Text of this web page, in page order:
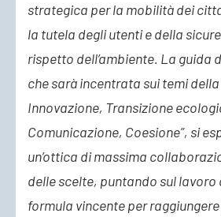
strategica per la mobilità dei
la tutela degli utenti e della
rispetto dell’ambiente. La guida
che sarà incentrata sui temi della
Innovazione, Transizione
Comunicazione, Coesione”, si
un’ottica di massima
delle scelte, puntando sul
formula vincente per